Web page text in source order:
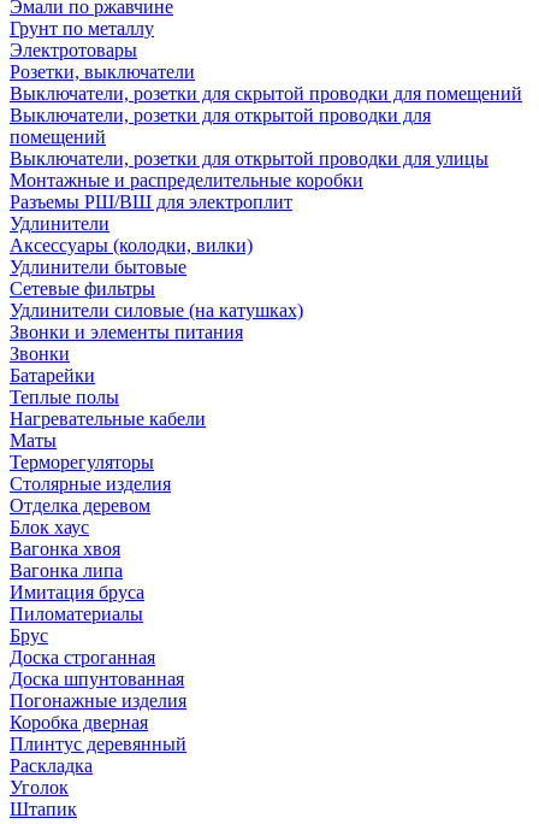
Эмали по ржавчине
Грунт по металлу
Электротовары
Розетки, выключатели
Выключатели, розетки для скрытой проводки для помещений
Выключатели, розетки для открытой проводки для
помещений
Выключатели, розетки для открытой проводки для улицы
Монтажные и распределительные коробки
Разъемы РШ/ВШ для электроплит
Удлинители
Аксессуары (колодки, вилки)
Удлинители бытовые
Сетевые фильтры
Удлинители силовые (на катушках)
Звонки и элементы питания
Звонки
Батарейки
Теплые полы
Нагревательные кабели
Маты
Терморегуляторы
Столярные изделия
Отделка деревом
Блок хаус
Вагонка хвоя
Вагонка липа
Имитация бруса
Пиломатериалы
Брус
Доска строганная
Доска шпунтованная
Погонажные изделия
Коробка дверная
Плинтус деревянный
Раскладка
Уголок
Штапик